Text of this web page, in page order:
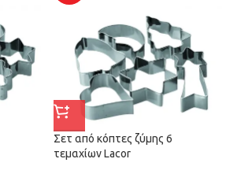
Σετ από κόπτες ζύμης 6
τεμαχίων Lacor